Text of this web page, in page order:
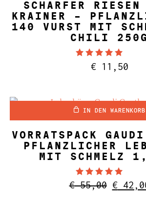
SCHARFER RIESEN
KRAINER –
140 VURST MIT
CHILI 250G
Bewertet mit
4.81
€ 11,50
IN DEN WARENKORB
VORRATSPACK
PFLANZLICHER
MIT SCHMELZ
Bewertet mit
4.90
€55,00 €